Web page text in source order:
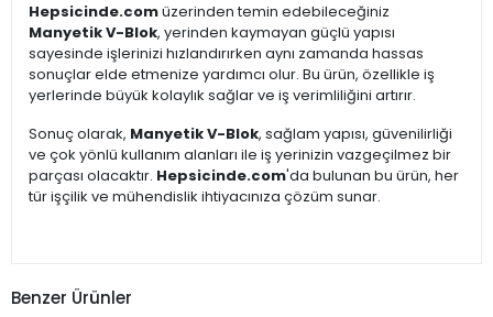
Hepsicinde.comüzerinden temin edebileceğiniz
Manyetik V-Blok, yerinden kaymayan güçlü yapısı
sayesinde işlerinizi hızlandırırken aynı zamanda hassas
sonuçlar elde etmenize yardımcı olur. Bu ürün, özellikle iş
yerlerinde büyük kolaylık sağlar ve iş verimliliğini artırır.
Sonuç olarak, Manyetik V-Blok, sağlam yapısı, güvenilirliği
ve çok yönlü kullanım alanları ile iş yerinizin vazgeçilmez bir
parçası olacaktır. Hepsicinde.com'da bulunan bu ürün, her
tür işçilik ve mühendislik ihtiyacınıza çözüm sunar.
Benzer Ürünler